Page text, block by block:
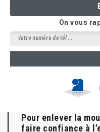
On vous
Pour enlever la
faire confiance à